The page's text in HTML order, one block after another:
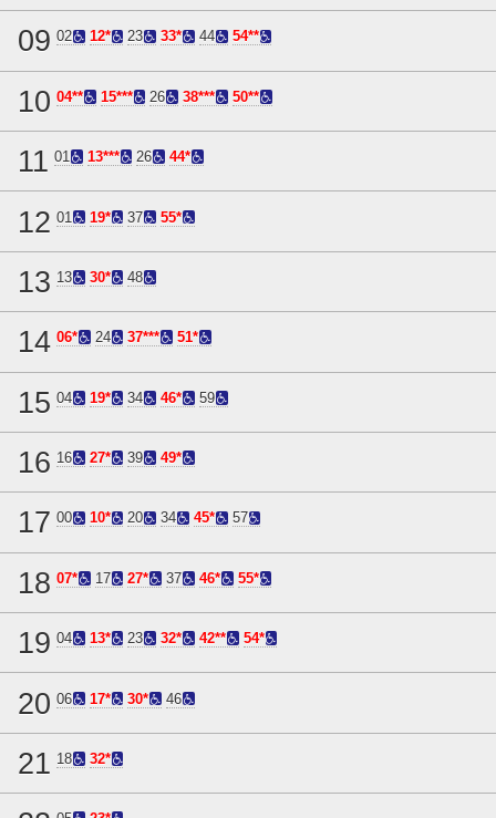
09 02 12* 23 33* 44 54**
10 04** 15*** 26 38*** 50**
11 01 13*** 26 44*
12 01 19* 37 55*
13 13 30* 48
14 06* 24 37*** 51*
15 04 19* 34 46* 59
16 16 27* 39 49*
17 00 10* 20 34 45* 57
18 07* 17 27* 37 46* 55*
19 04 13* 23 32* 42** 54*
20 06 17* 30* 46
21 18 32*